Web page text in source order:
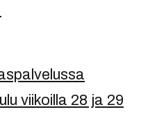
viikoilla 28 ja 29